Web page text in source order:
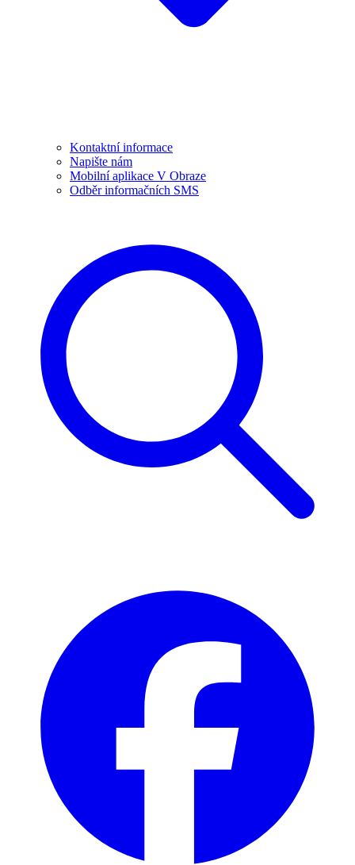
Kontaktní informace
Napište nám
Mobilní aplikace V Obraze
Odběr informačních SMS